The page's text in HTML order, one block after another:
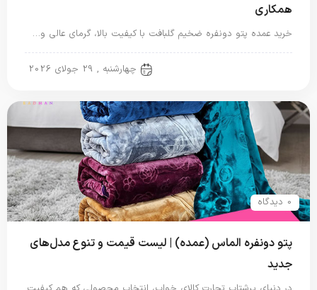
همکاری
خرید عمده پتو دونفره ضخیم گلبافت با کیفیت بالا، گرمای عالی و…
چهارشنبه , 29 جولای 2026
0 دیدگاه
پتو دونفره الماس (عمده) | لیست قیمت و تنوع مدل‌های
جدید